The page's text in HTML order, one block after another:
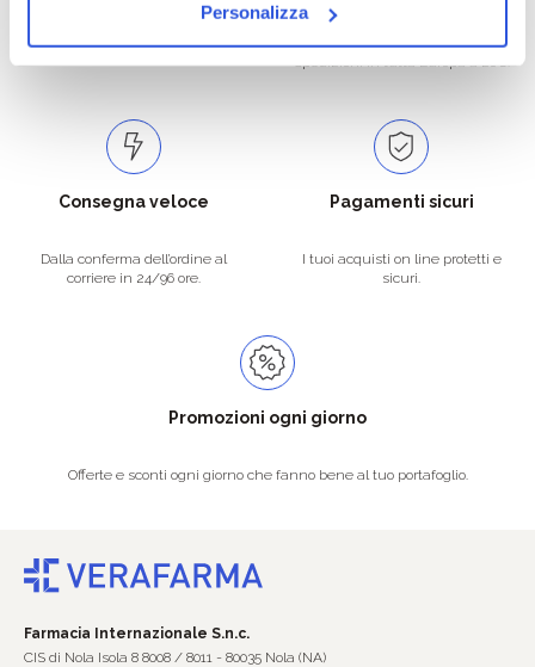
Personalizza
Catalogo prodotti ampio e completo
per soddisfare tutte le esigenze.
Con un acquisto minimo di 29.90 €
la spedizione la regaliamo noi.
Spedizioni in tutta Europa a 20€.
Consegna veloce
Dalla conferma dell’ordine al
corriere in 24/96 ore.
Pagamenti sicuri
I tuoi acquisti on line protetti e
sicuri.
Promozioni ogni giorno
Offerte e sconti ogni giorno che fanno bene al tuo portafoglio.
Farmacia Internazionale S.n.c.
CIS di Nola Isola 8 8008 / 8011 - 80035 Nola (NA)